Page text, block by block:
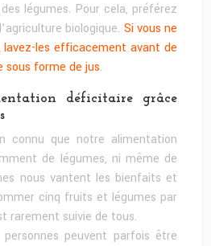
légumes. Pour cela, préférez
biologique. Si vous ne
lavez-les efficacement avant de
sous forme de jus.
déficitaire grâce
connu que notre alimentation
de légumes, ni même de
nous vantent les bienfaits et
cinq fruits et légumes par
rarement suivie de tous.
peuvent parfois être